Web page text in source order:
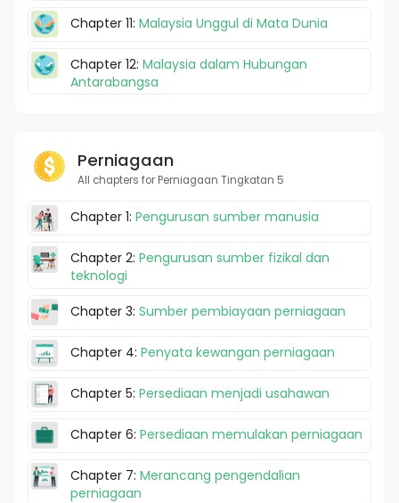
Chapter 11:Malaysia Unggul di Mata Dunia
Chapter 12:Malaysia dalam Hubungan
Antarabangsa
Perniagaan
All chapters for Perniagaan Tingkatan 5
Chapter 1:Pengurusan sumber manusia
Chapter 2:Pengurusan sumber fizikal dan
teknologi
Chapter 3:Sumber pembiayaan perniagaan
Chapter 4:Penyata kewangan perniagaan
Chapter 5:Persediaan menjadi usahawan
Chapter 6:Persediaan memulakan perniagaan
Chapter 7:Merancang pengendalian
perniagaan